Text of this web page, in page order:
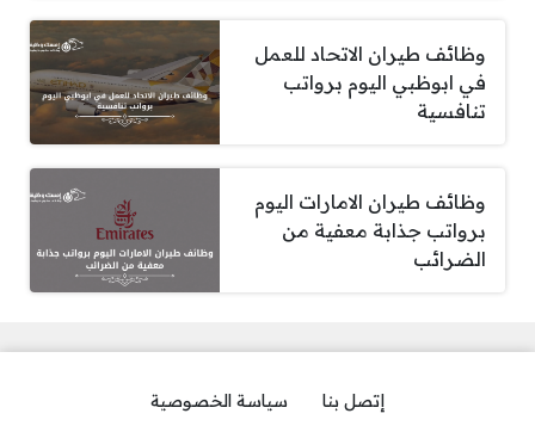
وظائف طيران الاتحاد للعمل
في ابوظبي اليوم برواتب
تنافسية
وظائف طيران الامارات اليوم
برواتب جذابة معفية من
الضرائب
إتصل بنا
سياسة الخصوصية